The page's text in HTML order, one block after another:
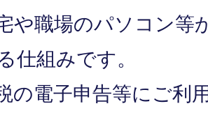
や職場のパソコン等
仕組みです。
の電子申告等にご利